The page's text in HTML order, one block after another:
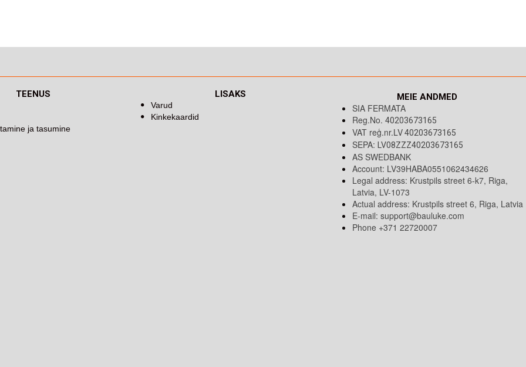
TEENUS
ja tasumine
LISAKS
Varud
Kinkekaardid
MEIE ANDMED
SIA FERMATA
Reg.No. 40203673165
VAT reģ.nr.LV40203673165
SEPA: LV08ZZZ40203673165
AS SWEDBANK
Account: LV39HABA0551062434626
Legal address: Krustpils street 6-k7, Riga,
Latvia, LV-1073
Actual address: Krustpils street 6, Riga, Latvia
E-mail: support@bauluke.com
Phone +371 22720007